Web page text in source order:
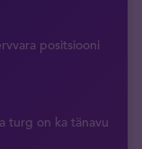
positsiooni
turg on ka tänavu